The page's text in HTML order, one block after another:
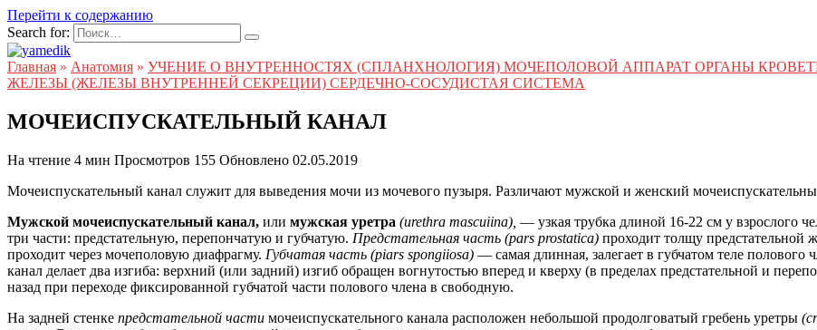
Перейти к содержанию
Search for:
Главная » Анатомия » УЧЕНИЕ О ВНУТРЕННОСТЯХ (СПЛАНХНОЛОГИЯ) МОЧЕПОЛОВОЙ АППАРАТ ОРГАНЫ
ЖЕЛЕЗЫ (ЖЕЛЕЗЫ ВНУТРЕННЕЙ СЕКРЕЦИИ) СЕРДЕЧНО-СОСУДИСТАЯ СИСТЕМА
МОЧЕИСПУСКАТЕЛЬНЫЙ КАНАЛ
На чтение 4 мин Просмотров 155 Обновлено 02.05.2019
Мочеиспускательный канал служит для выведения мочи из мочевого пузыря. Различают мужской и женский
Мужской мочеиспускательный канал, или мужская уретра (urethra mascuiina), — узкая трубка длиной 16-22 см у взрослого
три части: предстательную, перепончатую и губчатую. Предстательная часть (pars prostatica) проходит толщу предстательной
проходит через мочеполовую диафрагму. Губчатая часть (piars spongiiosa) — самая длинная, залегает в губчатом теле
канал делает два изгиба: верхний (или задний) изгиб обращен вогнутостью вперед и кверху (в пределах предстательной и
назад при переходе фиксированной губчатой части полового члена в свободную.
На задней стенке предстательной части мочеиспускательного канала расположен небольшой продолговатый гребень уретры